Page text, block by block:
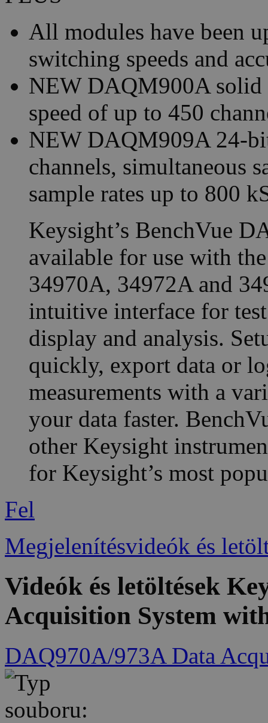
All modules have been
switching speeds and
NEW DAQM900A solid
speed of up to 450
NEW DAQM909A 24-
channels, simultaneous
sample rates up to 800
Keysight’s BenchVue
available for use with
34970A, 34972A and
intuitive interface for
display and analysis.
quickly, export data or
measurements with a
your data faster.
other Keysight
for Keysight’s most
Fel
Megjelenítésvideók és
Videók és letöltések
Acquisition System
DAQ970A/973A Data